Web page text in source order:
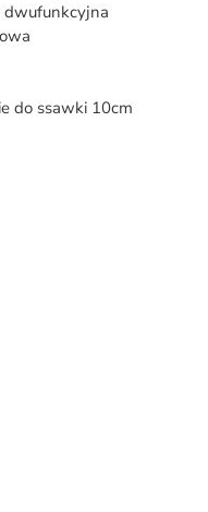
do ssawki 10cm